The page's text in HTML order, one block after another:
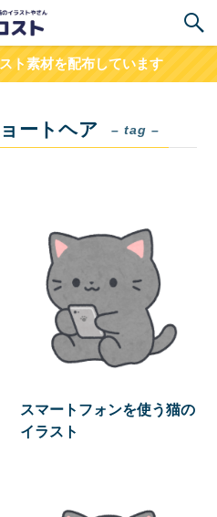
ト素材を配布しています
ートヘア – tag –
スマートフォンを使う猫の
イラスト